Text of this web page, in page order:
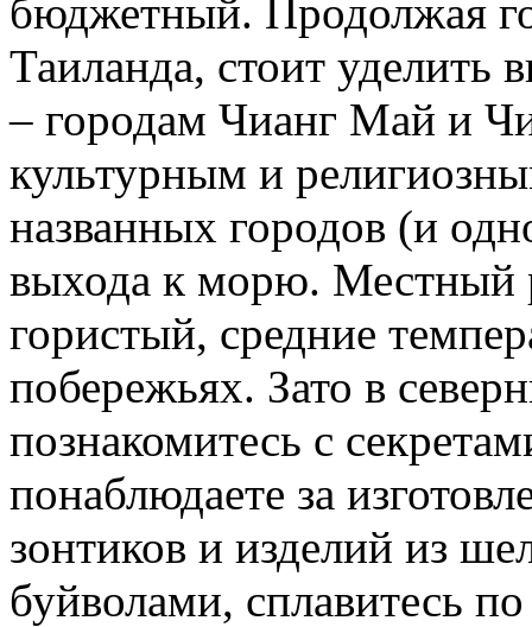
бюджетный. Продолжая
Таиланда, стоит уделить
– городам Чианг Май и
культурным и
названных городов (и
выхода к морю. Местный
гористый, средние
побережьях. Зато в
познакомитесь с
понаблюдаете за
зонтиков и изделий из
буйволами, сплавитесь